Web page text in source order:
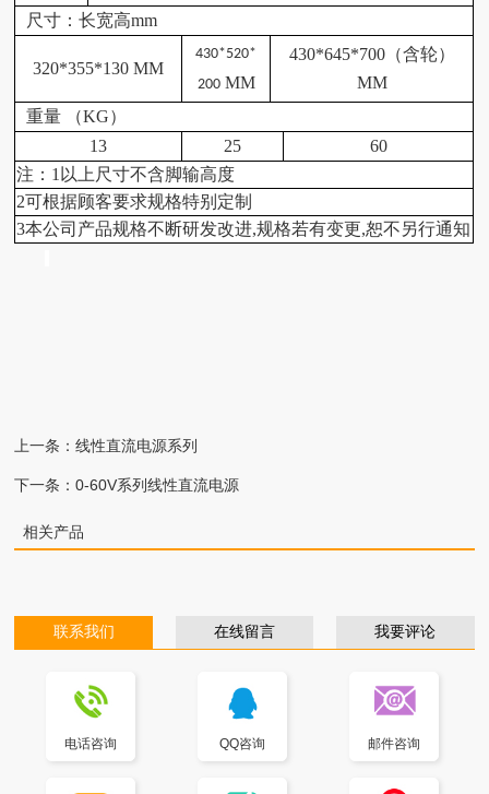
尺寸：长宽高mm
320*355*130 MM
430*520*
200MM
430*645*700（含轮）
MM
重量 （KG）
13
25
60
注：1以上尺寸不含脚输高度
2可根据顾客要求规格特别定制
3本公司产品规格不断研发改进,规格若有变更,恕不另行通知
上一条：线性直流电源系列
下一条：0-60V系列线性直流电源
相关产品
联系我们 在线留言 我要评论
电话咨询 QQ咨询 邮件咨询